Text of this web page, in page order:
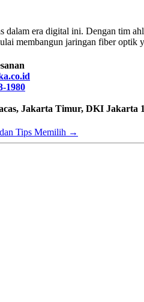
era digital ini. Dengan tim
membangun jaringan fiber optik
1980
Jakarta Timur, DKI Jakarta
Tips Memilih →